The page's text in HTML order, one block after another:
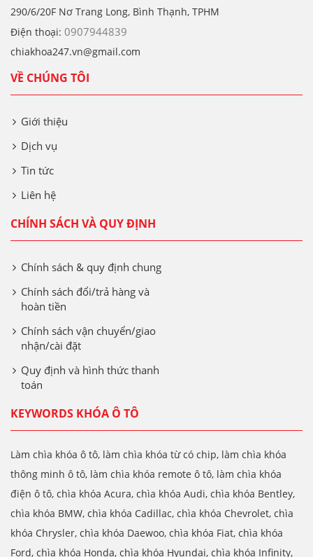
290/6/20F Nơ Trang Long, Bình Thạnh, TPHM
Điện thoại: 0907944839
chiakhoa247.vn@gmail.com
VỀ CHÚNG TÔI
Giới thiệu
Dịch vụ
Tin tức
Liên hệ
CHÍNH SÁCH VÀ QUY ĐỊNH
Chính sách & quy định chung
Chính sách đổi/trả hàng và
hoàn tiền
Chính sách vận chuyển/giao
nhận/cài đặt
Quy định và hình thức thanh
toán
KEYWORDS KHÓA Ô TÔ
Làm chìa khóa ô tô, làm chìa khóa từ có chip, làm chìa khóa
thông minh ô tô, làm chìa khóa remote ô tô, làm chìa khóa
điện ô tô, chìa khóa Acura, chìa khóa Audi, chìa khóa Bentley,
chìa khóa BMW, chìa khóa Cadillac, chìa khóa Chevrolet, chìa
khóa Chrysler, chìa khóa Daewoo, chìa khóa Fiat, chìa khóa
Ford, chìa khóa Honda, chìa khóa Hyundai, chìa khóa Infinity,